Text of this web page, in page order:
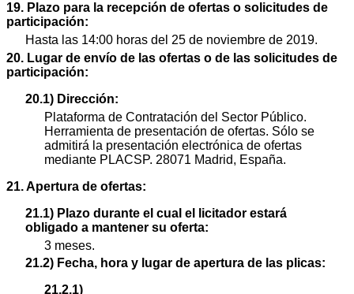
19. Plazo para la recepción de ofertas o solicitudes de
participación:
Hasta las 14:00 horas del 25 de noviembre de 2019.
20. Lugar de envío de las ofertas o de las solicitudes de
participación:
20.1) Dirección:
Plataforma de Contratación del Sector Público.
Herramienta de presentación de ofertas. Sólo se
admitirá la presentación electrónica de ofertas
mediante PLACSP. 28071 Madrid, España.
21. Apertura de ofertas:
21.1) Plazo durante el cual el licitador estará
obligado a mantener su oferta:
3 meses.
21.2) Fecha, hora y lugar de apertura de las plicas:
21.2.1)